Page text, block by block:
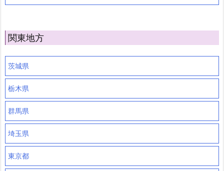
関東地方
茨城県
栃木県
群馬県
埼玉県
東京都